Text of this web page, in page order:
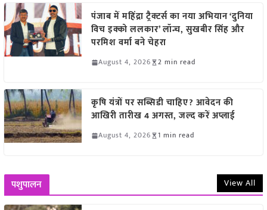
पंजाब में महिंद्रा ट्रैक्टर्स का नया अभियान ‘दुनिया
विच इक्को ललकार’ लॉन्च, सुखबीर सिंह और
परमिश वर्मा बने चेहरा
August 4, 2026 2 min read
कृषि यंत्रों पर सब्सिडी चाहिए? आवेदन की
आखिरी तारीख 4 अगस्त, जल्द करें अप्लाई
August 4, 2026 1 min read
पशुपालन View All